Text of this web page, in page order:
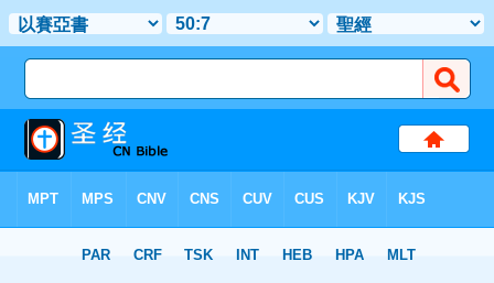
章 50> 聖經金句 7